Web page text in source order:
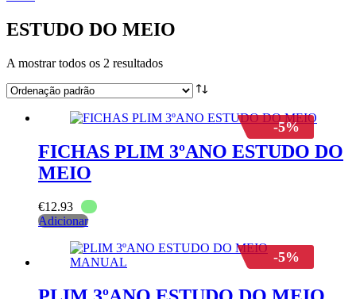
ESTUDO DO MEIO
A mostrar todos os 2 resultados
-5%
FICHAS PLIM 3ºANO ESTUDO DO
MEIO
€12.93
Adicionar
-5%